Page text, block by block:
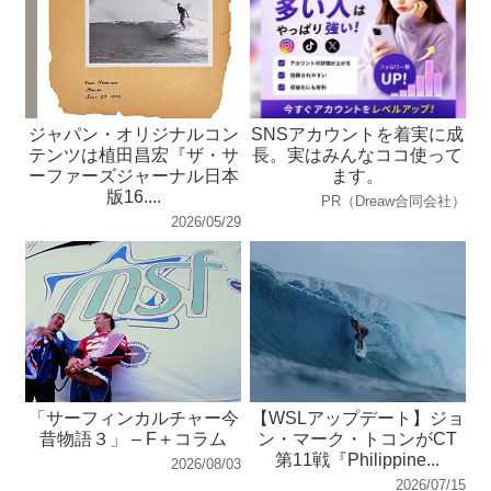
ジャパン・オリジナルコン
テンツは植田昌宏『ザ・サ
ーファーズジャーナル日本
版16....
2026/05/29
SNSアカウントを着実に成
長。実はみんなココ使って
ます。
PR（Dreaw合同会社）
「サーフィンカルチャー今
昔物語３」 – F＋コラム
2026/08/03
【WSLアップデート】ジョ
ン・マーク・トコンがCT
第11戦『Philippine...
2026/07/15